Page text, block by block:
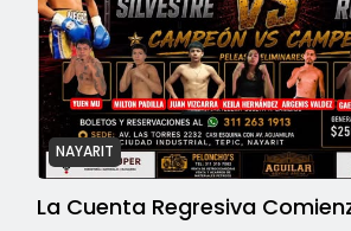
NAYARIT
La Cuenta Regresiva